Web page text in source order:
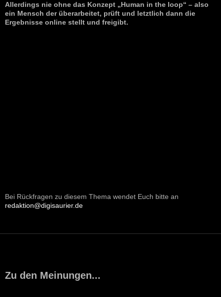
Allerdings nie ohne das Konzept „Human in the loop“ – also
ein Mensch der überarbeitet, prüft und letztlich dann die
Ergebnisse online stellt und freigibt.
Bei Rückfragen zu diesem Thema wendet Euch bitte an
redaktion@digisaurier.de
Zu den Meinungen...